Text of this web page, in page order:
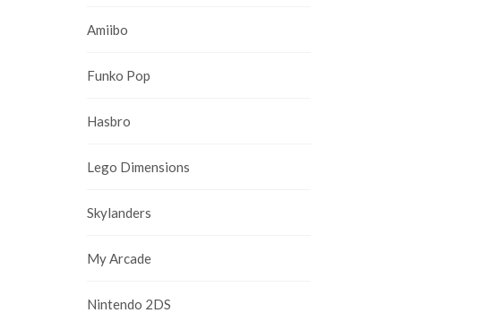
Amiibo
Funko Pop
Hasbro
Lego Dimensions
Skylanders
My Arcade
Nintendo 2DS